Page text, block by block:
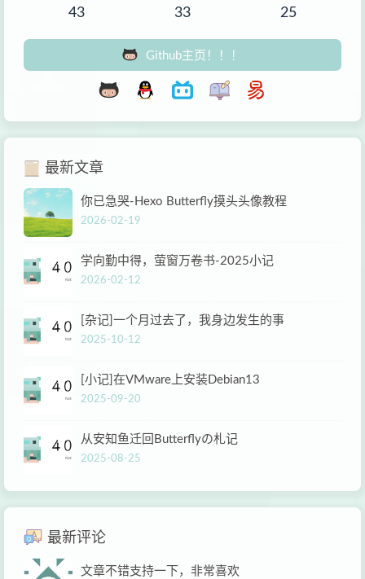
43 33 25
Github主页！！！
最新文章
你已急哭-Hexo Butterfly摸头头像教程
2026-02-19
学向勤中得，萤窗万卷书-2025小记
2026-02-12
[杂记]一个月过去了，我身边发生的事
2025-10-12
[小记]在VMware上安装Debian13
2025-09-20
从安知鱼迁回Butterflyの札记
2025-08-25
最新评论
文章不错支持一下，非常喜欢